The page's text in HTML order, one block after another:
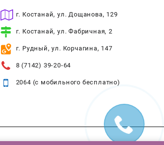
г. Костанай, ул. Дощанова, 129
г. Костанай, ул. Фабричная, 2
г. Рудный, ул. Корчагина, 147
8 (7142) 39-20-64
2064 (с мобильного бесплатно)